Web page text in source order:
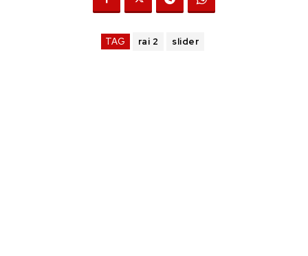
TAG rai 2 slider